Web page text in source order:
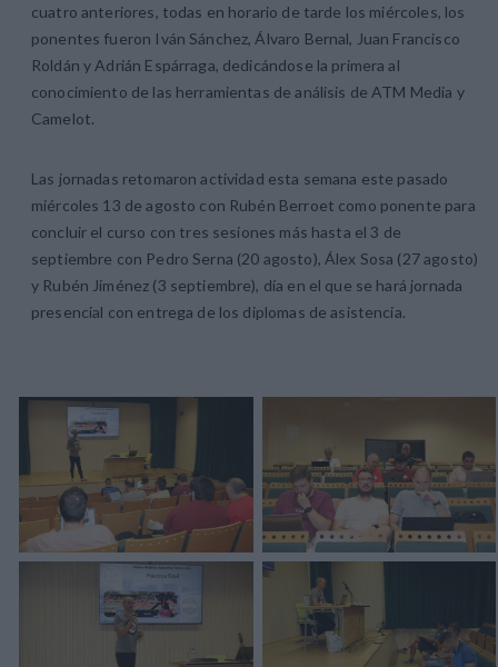
cuatro anteriores, todas en horario de tarde los miércoles, los
ponentes fueron Iván Sánchez, Álvaro Bernal, Juan Francisco
Roldán y Adrián Espárraga, dedicándose la primera al
conocimiento de las herramientas de análisis de ATM Media y
Camelot.
Las jornadas retomaron actividad esta semana este pasado
miércoles 13 de agosto con Rubén Berroet como ponente para
concluir el curso con tres sesiones más hasta el 3 de
septiembre con Pedro Serna (20 agosto), Álex Sosa (27 agosto)
y Rubén Jiménez (3 septiembre), día en el que se hará jornada
presencial con entrega de los diplomas de asistencia.